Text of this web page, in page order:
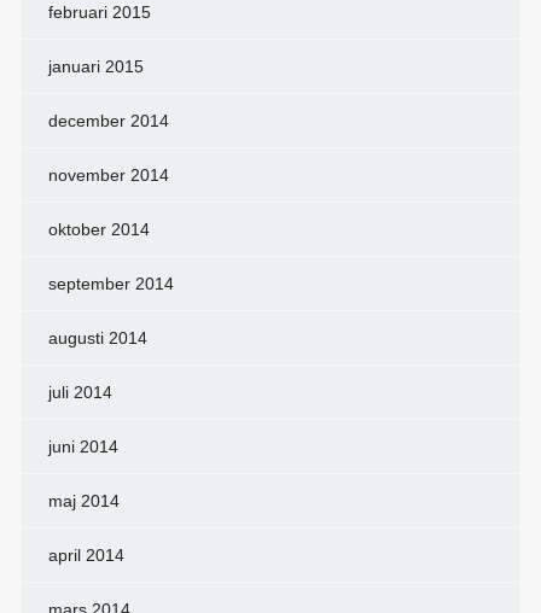
februari 2015
januari 2015
december 2014
november 2014
oktober 2014
september 2014
augusti 2014
juli 2014
juni 2014
maj 2014
april 2014
mars 2014